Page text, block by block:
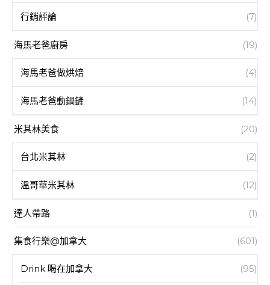
行銷評論 (7)
海馬老爸廚房 (19)
海馬老爸做烘焙 (4)
海馬老爸動鍋鏟 (14)
米其林美食 (20)
台北米其林 (2)
溫哥華米其林 (12)
達人帶路 (1)
集食行樂@加拿大 (601)
Drink 喝在加拿大 (95)